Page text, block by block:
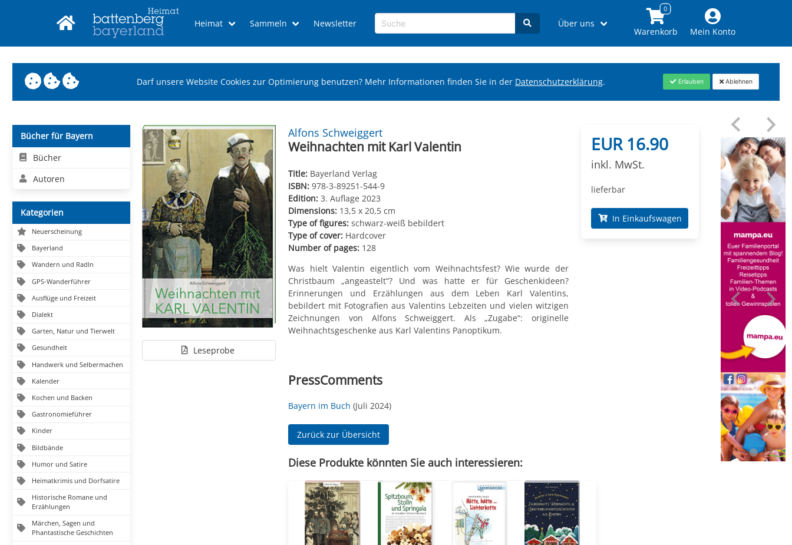
Heimat Sammeln Newsletter Über uns
Warenkorb Mein Konto
Darf unsere Website Cookies zur Optimierung benutzen? Mehr Informationen finden Sie in der Datenschutzerklärung. Erlauben Ablehnen
Bücher für Bayern
Bücher
Autoren
Kategorien
Neuerscheinung
Bayerland
Wandern und Radln
GPS-Wanderführer
Ausflüge und Freizeit
Dialekt
Garten, Natur und Tierwelt
Gesundheit
Handwerk und Selbermachen
Kalender
Kochen und Backen
Gastronomieführer
Kinder
Bildbände
Humor und Satire
Heimatkrimis und Dorfsatire
Historische Romane und
Erzählungen
Märchen, Sagen und
Phantastische Geschichten
Leseprobe
Alfons Schweiggert
Weihnachten mit Karl Valentin
Title: Bayerland Verlag
ISBN: 978-3-89251-544-9
Edition: 3. Auflage 2023
Dimensions: 13,5 x 20,5 cm
Type of figures: schwarz-weiß bebildert
Type of cover: Hardcover
Number of pages: 128
Was hielt Valentin eigentlich vom Weihnachtsfest? Wie wurde der
Christbaum „angeastelt“? Und was hatte er für Geschenkideen?
Erinnerungen und Erzählungen aus dem Leben Karl Valentins,
bebildert mit Fotografien aus Valentins Lebzeiten und vielen witzigen
Zeichnungen von Alfons Schweiggert. Als „Zugabe“: originelle
Weihnachtsgeschenke aus Karl Valentins Panoptikum.
PressComments
Bayern im Buch (Juli 2024)
Zurück zur Übersicht
Diese Produkte könnten Sie auch interessieren:
EUR 16.90
inkl. MwSt.
lieferbar
In Einkaufswagen